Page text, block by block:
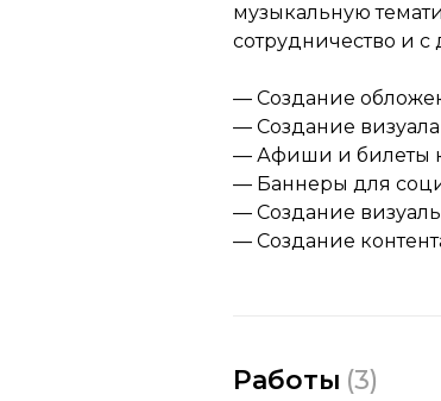
музыкальную
сотрудничество и
— Создание
— Создание
— Афиши и билеты
— Баннеры для
— Создание
— Создание
Работы (3)